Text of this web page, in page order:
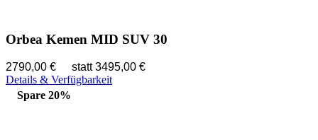
Orbea Kemen MID SUV 30
2790,00 €
statt 3495,00 €
Details & Verfügbarkeit
Spare 20%